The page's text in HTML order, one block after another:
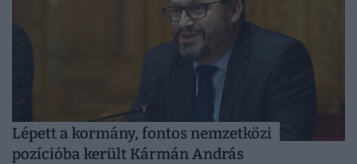
Lépett a kormány, fontos nemzetközi
pozícióba került Kármán András